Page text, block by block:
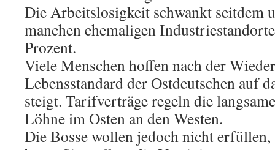
Die Arbeitslosigkeit schwankt seitdem
manchen ehemaligen
Prozent.
Viele Menschen hoffen nach der
Lebensstandard der Ostdeutschen auf
steigt. Tarifverträge regeln die
Löhne im Osten an den Westen.
Die Bosse wollen jedoch nicht